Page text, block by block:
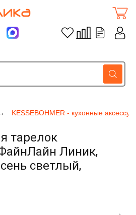
KESSEBOHMER - кухонные
тарелок
Линик,
светлый,